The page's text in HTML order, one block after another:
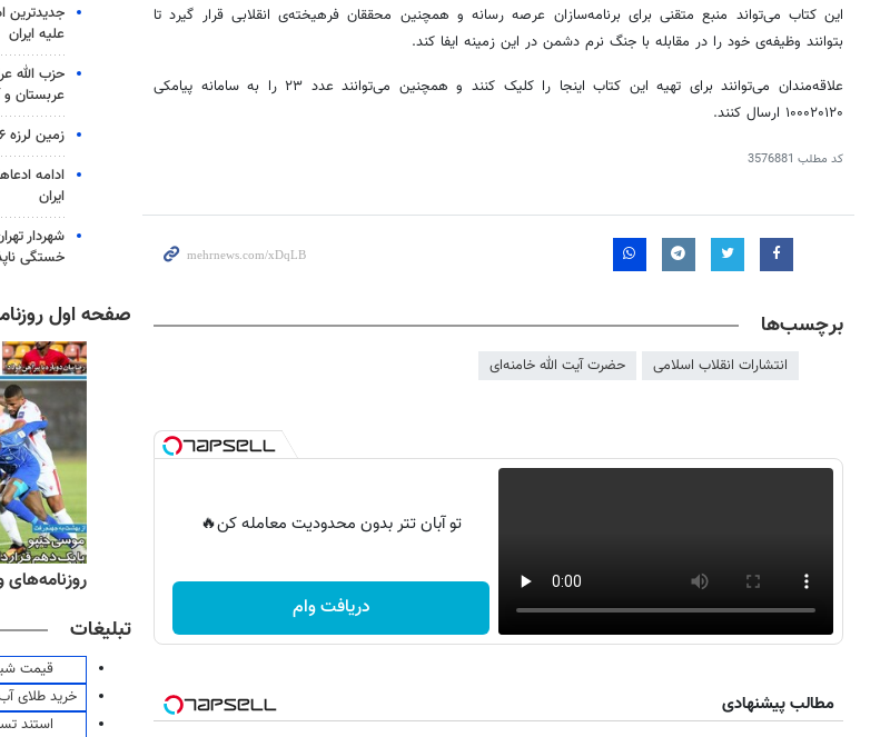
این کتاب می‌تواند منبع متقنی برای برنامه‌سازان عرصه رسانه و همچنین محققان فرهیخته‌ی انقلابی قرار گیرد تا
بتوانند وظیفه‌ی خود را در مقابله با جنگ نرم دشمن در این زمینه ایفا کند.
علاقه‌مندان می‌توانند برای تهیه این کتاب اینجا را کلیک کنند و همچنین می‌توانند عدد ۲۳ را به سامانه پیامکی
۱۰۰۰۲۰۱۲۰ ارسال کنند.
کد مطلب 3576881
برچسب‌ها
انتشارات انقلاب اسلامی حضرت آیت الله خامنه‌ای
تو آبان تتر بدون محدودیت معامله کن🔥
دریافت وام
مطالب پیشنهادی
جدیدترین
علیه ایران
حزب الله
عربستان
زمین لرزه ۴.۶ ریشتری گلباف کرمان را لرزاند
ادامه
ایران
شهردار
خستگی‌
صفحه اول
روزنامه‌های صبح شنبه ۱۷ مرداد ۱۴۰۵ روزنامه‌های اقتصادی شنبه ۱۷ مرداد ۱۴۰۵ روزنامه‌های ورزشی
تبلیغات
قیمت
خرید طلای
استند